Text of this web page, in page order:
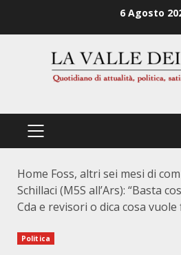
6 Agosto
PRIMÄRES
Home Foss, altri sei mesi di
Schillaci (M5S all’Ars): “Basta
Cda e revisori o dica cosa
Politica